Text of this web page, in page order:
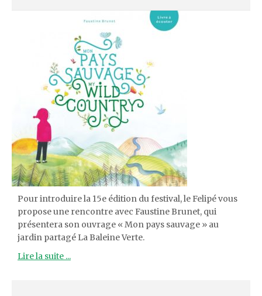
Pour introduire la 15e édition du festival, le Felipé vous
propose une rencontre avec Faustine Brunet, qui
présentera son ouvrage « Mon pays sauvage » au
jardin partagé La Baleine Verte.
Lire la suite ...